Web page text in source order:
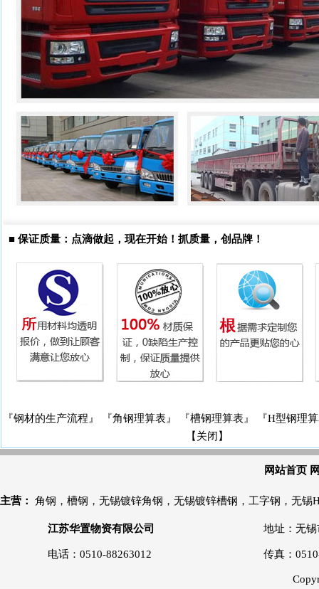
■ 保证质量：点滴做起，现在开始！抓质量，创品牌！
『钢材的生产流程』 『角钢理算表』 『槽钢理算表』
『H型钢理
【关闭】
网站首页
主营： 角钢 ， 槽钢 ， 无锡镀锌角钢 ， 无锡镀锌槽钢 ， 工字钢 ， 无锡
江苏华置物资有限公司 地址：无
电话：0510-88263012 传真：